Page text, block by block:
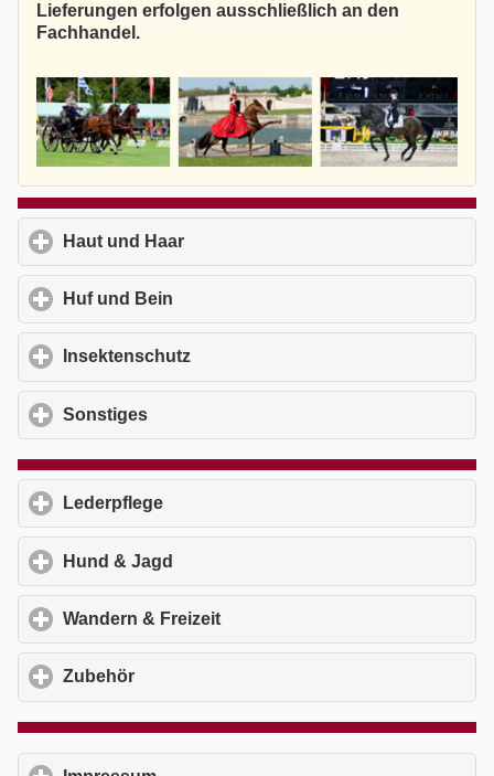
Lieferungen erfolgen ausschließlich an den
Fachhandel.
Haut und Haar
Huf und Bein
Insektenschutz
Sonstiges
Lederpflege
Hund & Jagd
Wandern & Freizeit
Zubehör